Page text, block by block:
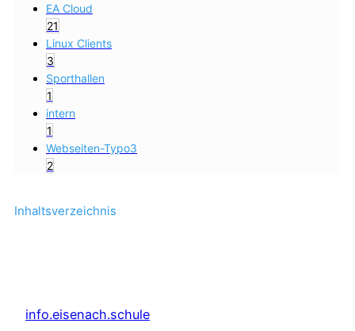
Inhaltsverzeichnis
EA Cloud
21
Linux Clients
3
Sporthallen
1
intern
1
Webseiten-Typo3
2
info.eisenach.schule